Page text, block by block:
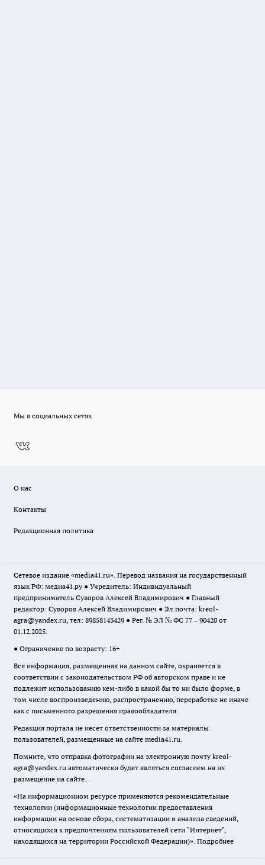
Мы в социальных сетях
О нас
Контакты
Редакционная политика
Сетевое издание «media41.ru». Перевод названия на государственный
язык РФ: медиа41.ру ● Учредитель: Индивидуальный
предприниматель Суворов Алексей Владимирович ● Главный
редактор: Суворов Алексей Владимирович ● Эл.почта: kreol-
agra@yandex.ru, тел: 89858143429 ● Рег. № ЭЛ № ФС 77 – 90420 от
01.12.2025.
● Ограничение по возрасту: 16+
Вся информация, размещенная на данном сайте, охраняется в
соответствии с законодательством РФ об авторском праве и не
подлежит использованию кем-либо в какой бы то ни было форме, в
том числе воспроизведению, распространению, переработке не иначе
как с письменного разрешения правообладателя.
Редакция портала не несет ответственности за материалы
пользователей, размещенные на сайте media41.ru.
Помните, что отправка фотографии на электронную почту kreol-
agra@yandex.ru автоматически будет являться согласием на их
размещение на сайте.
«На информационном ресурсе применяются рекомендательные
технологии (информационные технологии предоставления
информации на основе сбора, систематизации и анализа сведений,
относящихся к предпочтениям пользователей сети "Интернет",
находящихся на территории Российской Федерации)». Подробнее